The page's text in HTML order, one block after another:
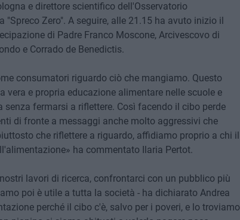
e direttore scientifico dell'Osservatorio
Zero". A seguire, alle 21.15 ha avuto inizio il
di Padre Franco Moscone, Arcivescovo di
e Corrado de Benedictis.
consumatori riguardo ciò che mangiamo. Questo
vera e propria educazione alimentare nelle scuole e
fermarsi a riflettere. Così facendo il cibo perde
di fronte a messaggi anche molto aggressivi che
che riflettere a riguardo, affidiamo proprio a chi il
ha commentato Ilaria Pertot.
lavori di ricerca, confrontarci con un pubblico più
poi è utile a tutta la società - ha dichiarato Andrea
perché il cibo c'è, salvo per i poveri, e lo troviamo